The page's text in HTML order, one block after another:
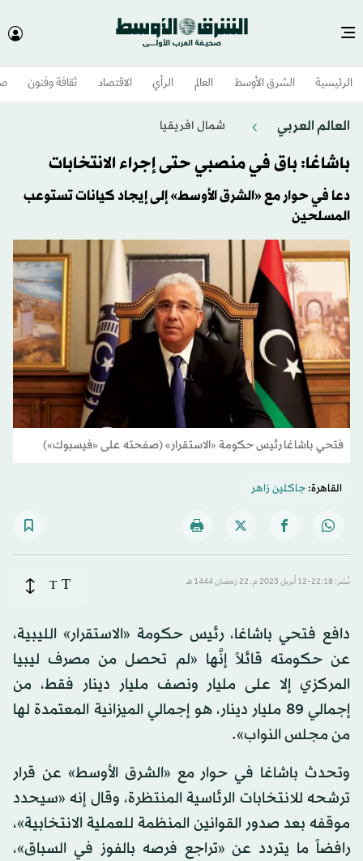
الرئيسية الشرق الأوسط​ العالم الرأي الاقتصاد ثقافة وفنون
العالم العربي شمال افريقيا
باشاغا: باق في منصبي حتى إجراء الانتخابات
دعا في حوار مع «الشرق الأوسط» إلى إيجاد كيانات تستوعب
المسلحين
فتحي باشاغا رئيس حكومة «الاستقرار» (صفحته على «فيسبوك»)
القاهرة:جاكلين زاهر
نُشر: 22:18-12 أبريل 2023 م ـ 22 رَمضان 1444 هـ T
T
دافع فتحي باشاغا، رئيس حكومة «الاستقرار» الليبية،
عن حكومته قائلاً إنَّها «لم تحصل من مصرف ليبيا
المركزي إلا على مليار ونصف مليار دينار فقط، من
إجمالي 89 مليار دينار، هو إجمالي الميزانية المعتمدة لها
من مجلس النواب».
وتحدث باشاغا في حوار مع «الشرق الأوسط» عن قرار
ترشحه للانتخابات الرئاسية المنتظرة، وقال إنه «سيحدد
موقفه بعد صدور القوانين المنظمة للعملية الانتخابية»،
رافضاً ما يتردد عن «تراجع فرصه بالفوز في السباق»،